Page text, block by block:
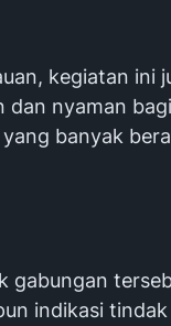
kegiatan ini
dan nyaman
banyak
gabungan
indikasi